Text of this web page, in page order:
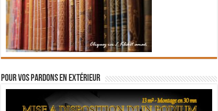
Pour vos pardons en extérieur